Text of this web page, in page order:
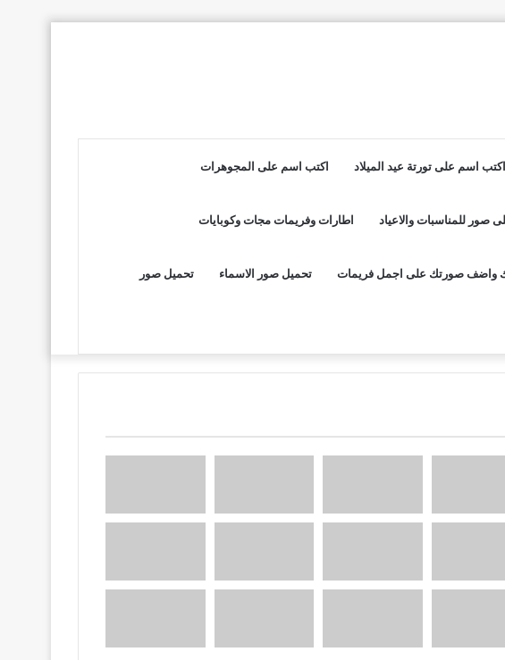
اكتب اسم على تورتة عيد الميلاد اكتب اسم على المجوهرات
صور للمناسبات والاعياد اطارات وفريمات مجات وكوبايات
واضف صورتك على اجمل فريمات تحميل صور الاسماء تحميل صور